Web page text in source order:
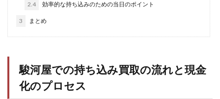
2.4 効率的な持ち込みのための当日のポイント
3 まとめ
駿河屋での持ち込み買取の流れと現金
化のプロセス